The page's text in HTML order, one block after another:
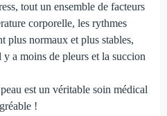
tout un ensemble de facteurs
corporelle, les rythmes
plus normaux et plus stables,
a moins de pleurs et la succion
est un véritable soin médical
!